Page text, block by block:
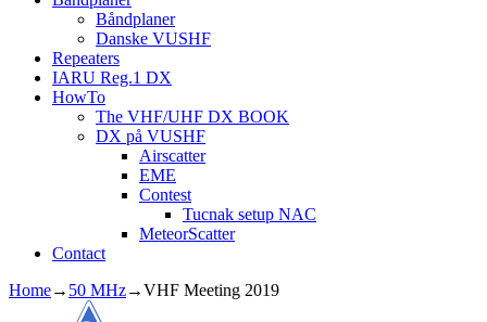
Båndplaner
Danske VUSHF
Repeaters
IARU Reg.1 DX
HowTo
The VHF/UHF DX BOOK
DX på VUSHF
Airscatter
EME
Contest
Tucnak setup NAC
MeteorScatter
Contact
Home→ 50 MHz→VHF Meeting 2019